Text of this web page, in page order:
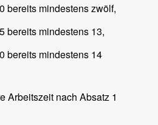
bereits mindestens zwölf,
bereits mindestens 13,
bereits mindestens 14
Arbeitszeit nach Absatz 1